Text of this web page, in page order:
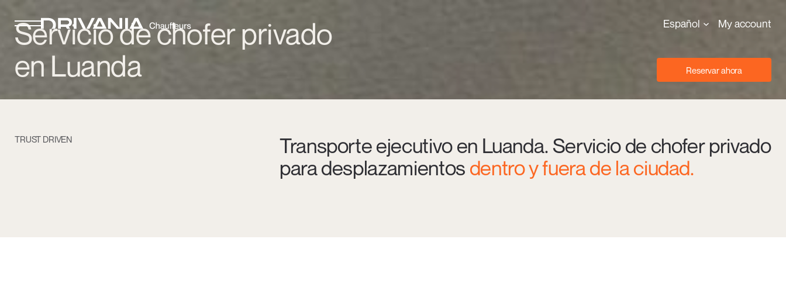
Español My account
Servicio de chofer privado
en Luanda
Reservar ahora
TRUST DRIVEN
Transporte ejecutivo en Luanda. Servicio de chofer privado
para desplazamientos dentro y fuera de la ciudad.